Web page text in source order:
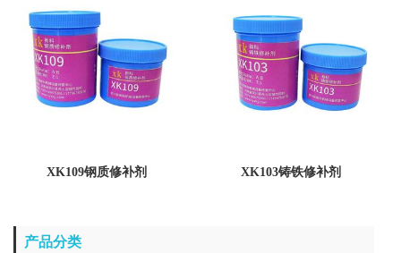
XK109钢质修补剂 XK103铸铁修补剂
产品分类